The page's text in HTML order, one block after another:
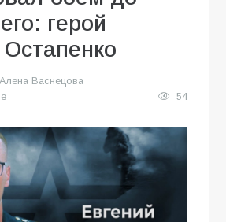
герой
Алена Васнецова
54